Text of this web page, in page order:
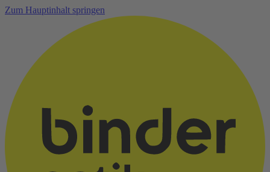
Zum Hauptinhalt springen